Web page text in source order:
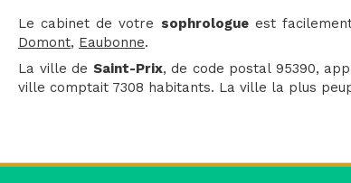
Le cabinet de votre sophrologueest
Domont, Eaubonne.
La ville de Saint-Prix, de code postal 95390,
ville comptait 7308 habitants. La ville la plus